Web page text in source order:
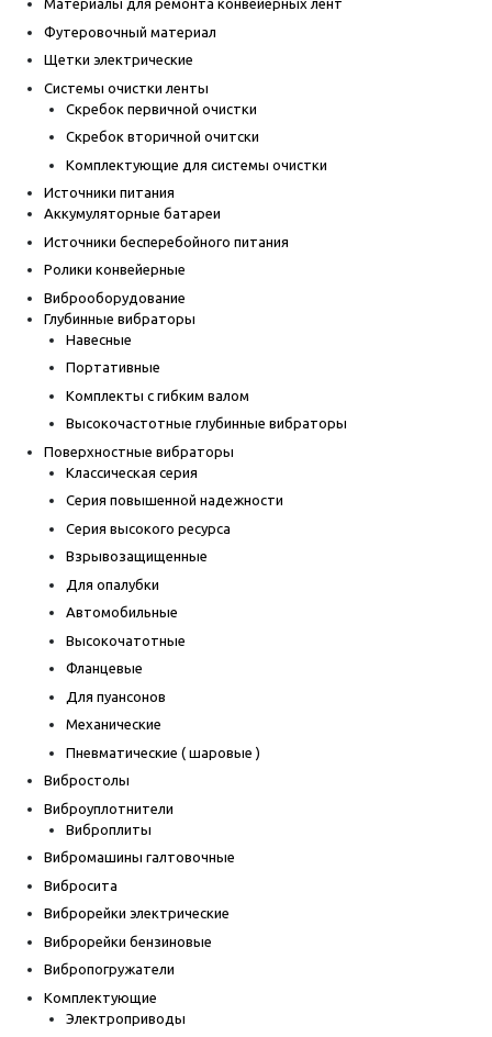
Материалы для ремонта конвейерных лент
Футеровочный материал
Щетки электрические
Системы очистки ленты
Скребок первичной очистки
Скребок вторичной очитски
Комплектующие для системы очистки
Источники питания
Аккумуляторные батареи
Источники бесперебойного питания
Ролики конвейерные
Виброоборудование
Глубинные вибраторы
Навесные
Портативные
Комплекты с гибким валом
Высокочастотные глубинные вибраторы
Поверхностные вибраторы
Классическая серия
Серия повышенной надежности
Серия высокого ресурса
Взрывозащищенные
Для опалубки
Автомобильные
Высокочатотные
Фланцевые
Для пуансонов
Механические
Пневматические ( шаровые )
Вибростолы
Виброуплотнители
Виброплиты
Вибромашины галтовочные
Вибросита
Виброрейки электрические
Виброрейки бензиновые
Вибропогружатели
Комплектующие
Электроприводы